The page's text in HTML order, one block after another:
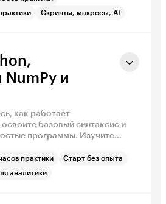
Скрипты, макросы, AI
NumPy и
как работает
базовый синтаксис и
программы. Изучите
— и закрепите навыки
практики
Старт без опыта
аналитики